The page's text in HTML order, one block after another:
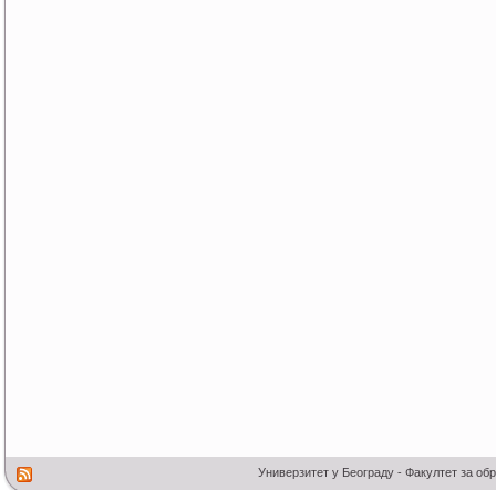
Универзитет у Београду - Факултет за